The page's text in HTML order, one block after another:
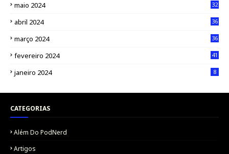
maio 2024 32
abril 2024 36
março 2024 36
fevereiro 2024 41
janeiro 2024 8
CATEGORIAS
Além Do PodNerd
Artigos